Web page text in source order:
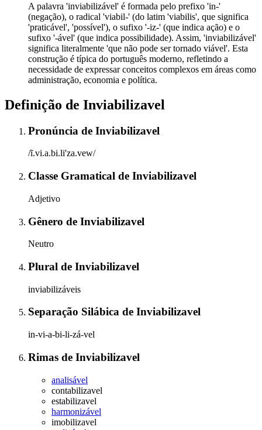
A palavra 'inviabilizável' é formada pelo prefixo 'in-'
(negação), o radical 'viabil-' (do latim 'viabilis', que significa
'praticável', 'possível'), o sufixo '-iz-' (que indica ação) e o
sufixo '-ável' (que indica possibilidade). Assim, 'inviabilizável'
significa literalmente 'que não pode ser tornado viável'. Esta
construção é típica do português moderno, refletindo a
necessidade de expressar conceitos complexos em áreas como
administração, economia e política.
Definição de Inviabilizavel
Pronúncia de Inviabilizavel
/ĩ.vi.a.bi.li'za.vew/
Classe Gramatical de Inviabilizavel
Adjetivo
Gênero de Inviabilizavel
Neutro
Plural de Inviabilizavel
inviabilizáveis
Separação Silábica de Inviabilizavel
in-vi-a-bi-li-zá-vel
Rimas de Inviabilizavel
analisável
contabilizavel
estabilizavel
harmonizável
imobilizavel